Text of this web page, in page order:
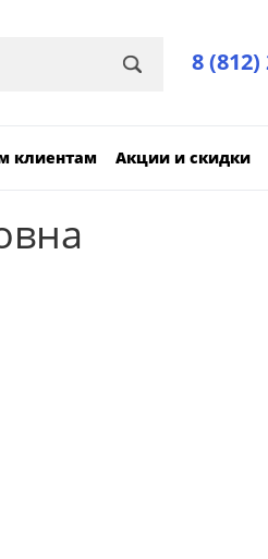
8 (812)
клиентам Акции и скидки